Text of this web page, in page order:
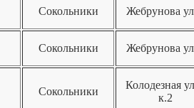
Сокольники Жебрунова
Сокольники Жебрунова
Сокольники
Колодезная
к.2